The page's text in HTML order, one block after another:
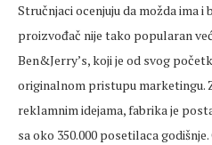
Stručnjaci ocenjuju da možda ima
proizvođač nije tako popularan
Ben&Jerry’s, koji je od svog
originalnom pristupu marketingu.
reklamnim idejama, fabrika je
sa oko 350.000 posetilaca